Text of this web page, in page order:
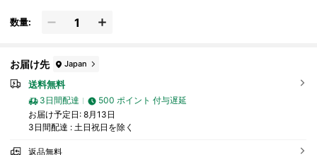
数量:
お届け先 Japan
送料無料
3日間配達
500 ポイント 付与遅延
お届け予定日: 8月13日
3日間配達 : 土日祝日を除く
返品無料